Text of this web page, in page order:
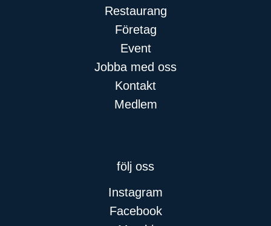
Restaurang
Företag
Event
Jobba med oss
Kontakt
Medlem
följ oss
Instagram
Facebook